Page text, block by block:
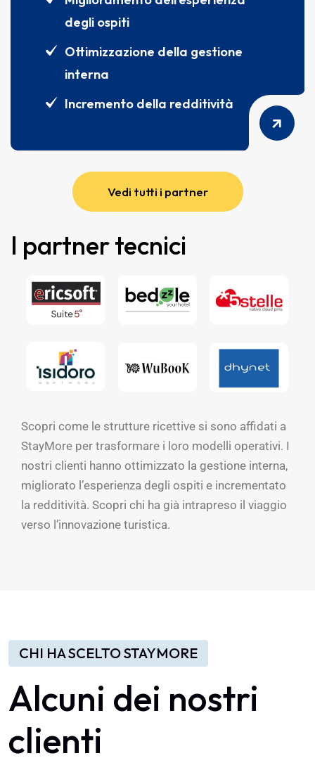
degli ospiti
Ottimizzazione della gestione
interna
Incremento della redditività
Vedi tutti i partner
I partner tecnici
Scopri come le strutture ricettive si sono affidati a
StayMore per trasformare i loro modelli operativi. I
nostri clienti hanno ottimizzato la gestione interna,
migliorato l’esperienza degli ospiti e incrementato
la redditività. Scopri chi ha già intrapreso il viaggio
verso l’innovazione turistica.
CHI HA SCELTO STAYMORE
Alcuni dei nostri
clienti